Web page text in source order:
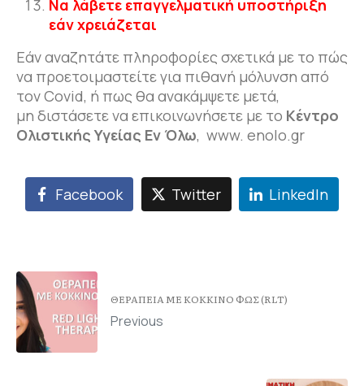
Να λάβετε επαγγελματική υποστήριξη
εάν χρειάζεται
Εάν αναζητάτε πληροφορίες σχετικά με το πώς
να προετοιμαστείτε για πιθανή μόλυνση από
τον Covid, ή πως θα ανακάμψετε μετά,
μη διστάσετε να επικοινωνήσετε με το Κέντρο
Oλιστικής Υγείας Εν Όλω, www. enolo.gr
Facebook Twitter LinkedIn
ΘΕΡΑΠΕΙΑ ΜΕ ΚΟΚΚΙΝΟ ΦΩΣ (RLT)
Previous